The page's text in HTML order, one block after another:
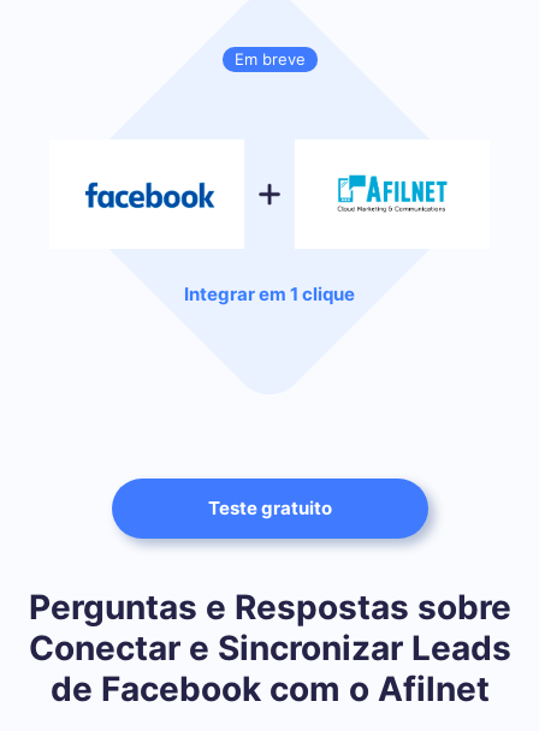
Em breve
Integrar em 1 clique
Teste gratuito
Perguntas e Respostas sobre
Conectar e Sincronizar Leads
de Facebook com o Afilnet